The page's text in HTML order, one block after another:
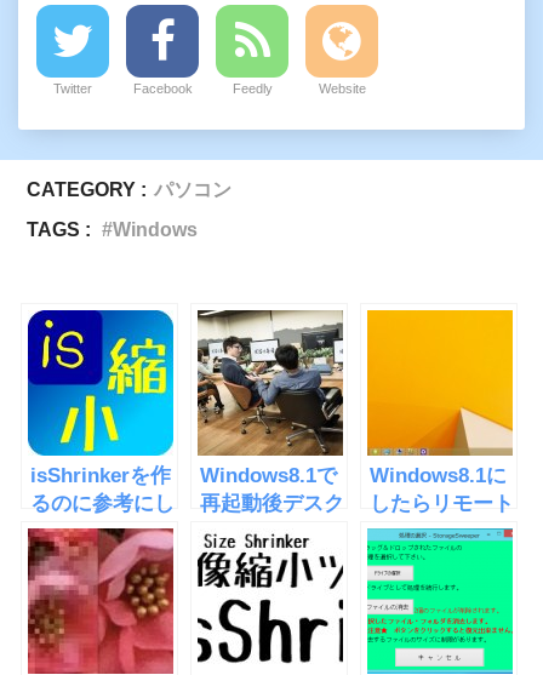
Twitter Facebook Feedly Website
CATEGORY : パソコン
TAGS :
Windows
isShrinkerを作
るのに参考にし
たサイト
Windows8.1で
再起動後デスク
トップの配置が
変わるのを防ぐ
方法
Windows8.1に
したらリモート
デスクトップで
勝手にログオフ